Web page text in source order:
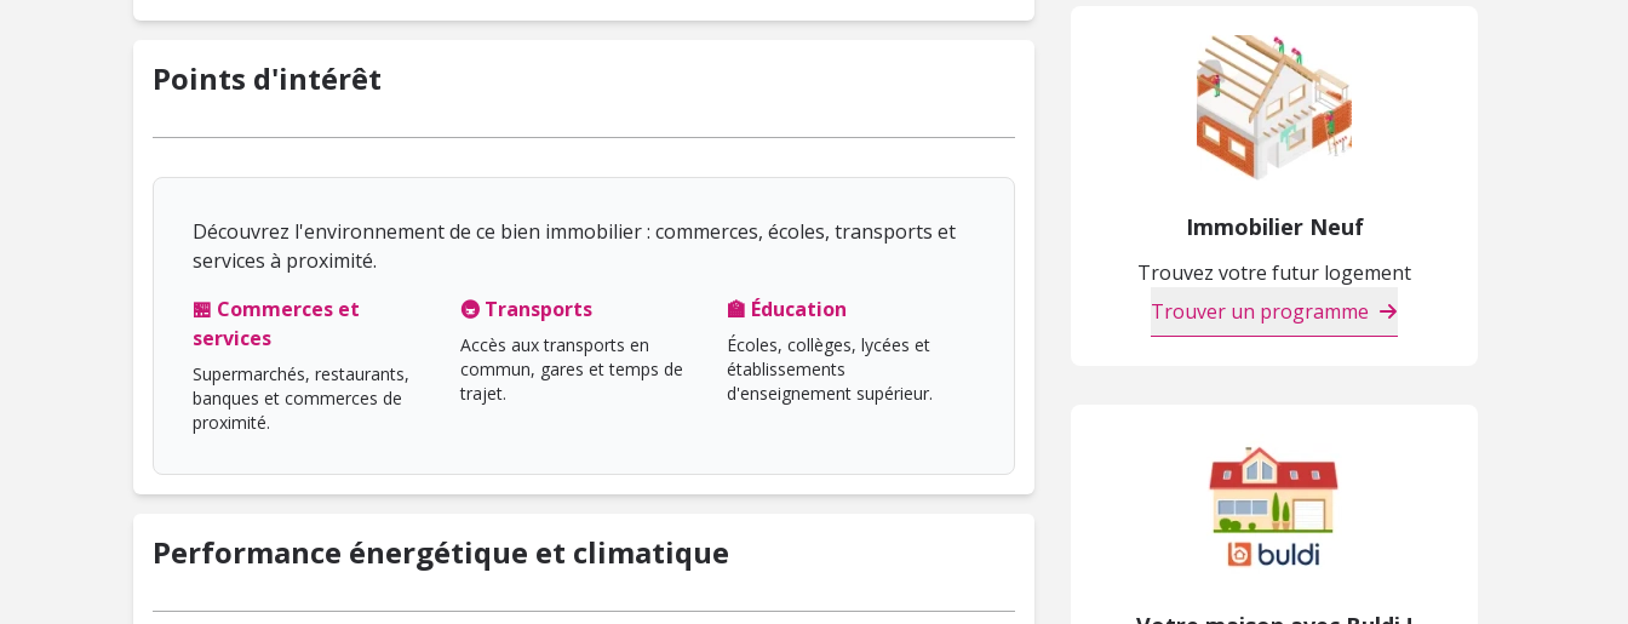
Points d'intérêt
Découvrez l'environnement de ce bien immobilier : commerces, écoles, transports et
services à proximité.
🏪 Commerces et
services
Supermarchés, restaurants,
banques et commerces de
proximité.
🚇 Transports
Accès aux transports en
commun, gares et temps de
trajet.
🏫 Éducation
Écoles, collèges, lycées et
établissements
d'enseignement supérieur.
Performance énergétique et climatique
Immobilier Neuf
Trouvez votre futur logement
Trouver un programme